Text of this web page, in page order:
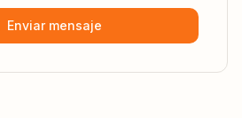
Enviar mensaje